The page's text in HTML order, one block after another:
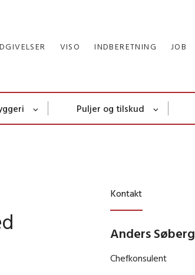
VISO INDBERETNING JOB
Puljer og tilskud
Kontakt
Anders Søberg
Chefkonsulent